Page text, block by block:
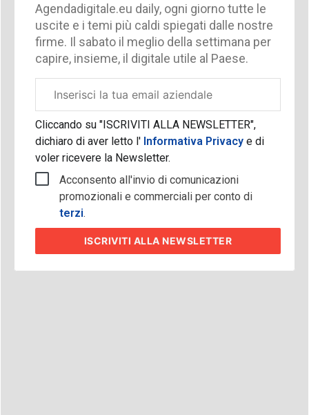
Agendadigitale.eu daily, ogni giorno tutte le
uscite e i temi più caldi spiegati dalle nostre
firme. Il sabato il meglio della settimana per
capire, insieme, il digitale utile al Paese.
aziendale
Cliccando su "ISCRIVITI ALLA NEWSLETTER",
dichiaro di aver letto l'Informativa Privacy e di
voler ricevere la Newsletter.
Acconsento all'invio di comunicazioni
promozionali e commerciali per conto di
terzi.
ISCRIVITI ALLA NEWSLETTER